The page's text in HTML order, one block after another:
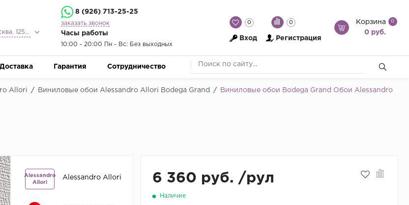
Ленинградское шоссе, 25, Москва, 125212
8 (926) 713-25-25
заказать звонок
Часы работы
10:00 - 20:00 Пн - Вс: Без выходных
0 0
Вход Регистрация
Корзина 0
0 руб.
Доставка Гарантия Сотрудничество
Allori / Виниловые обои Alessandro Allori Bodega Grand /
Виниловые обои Bodega Grand Обои Alessandro
Alessandro
Allori
Alessandro Allori 6 360 руб. /рул
Наличие